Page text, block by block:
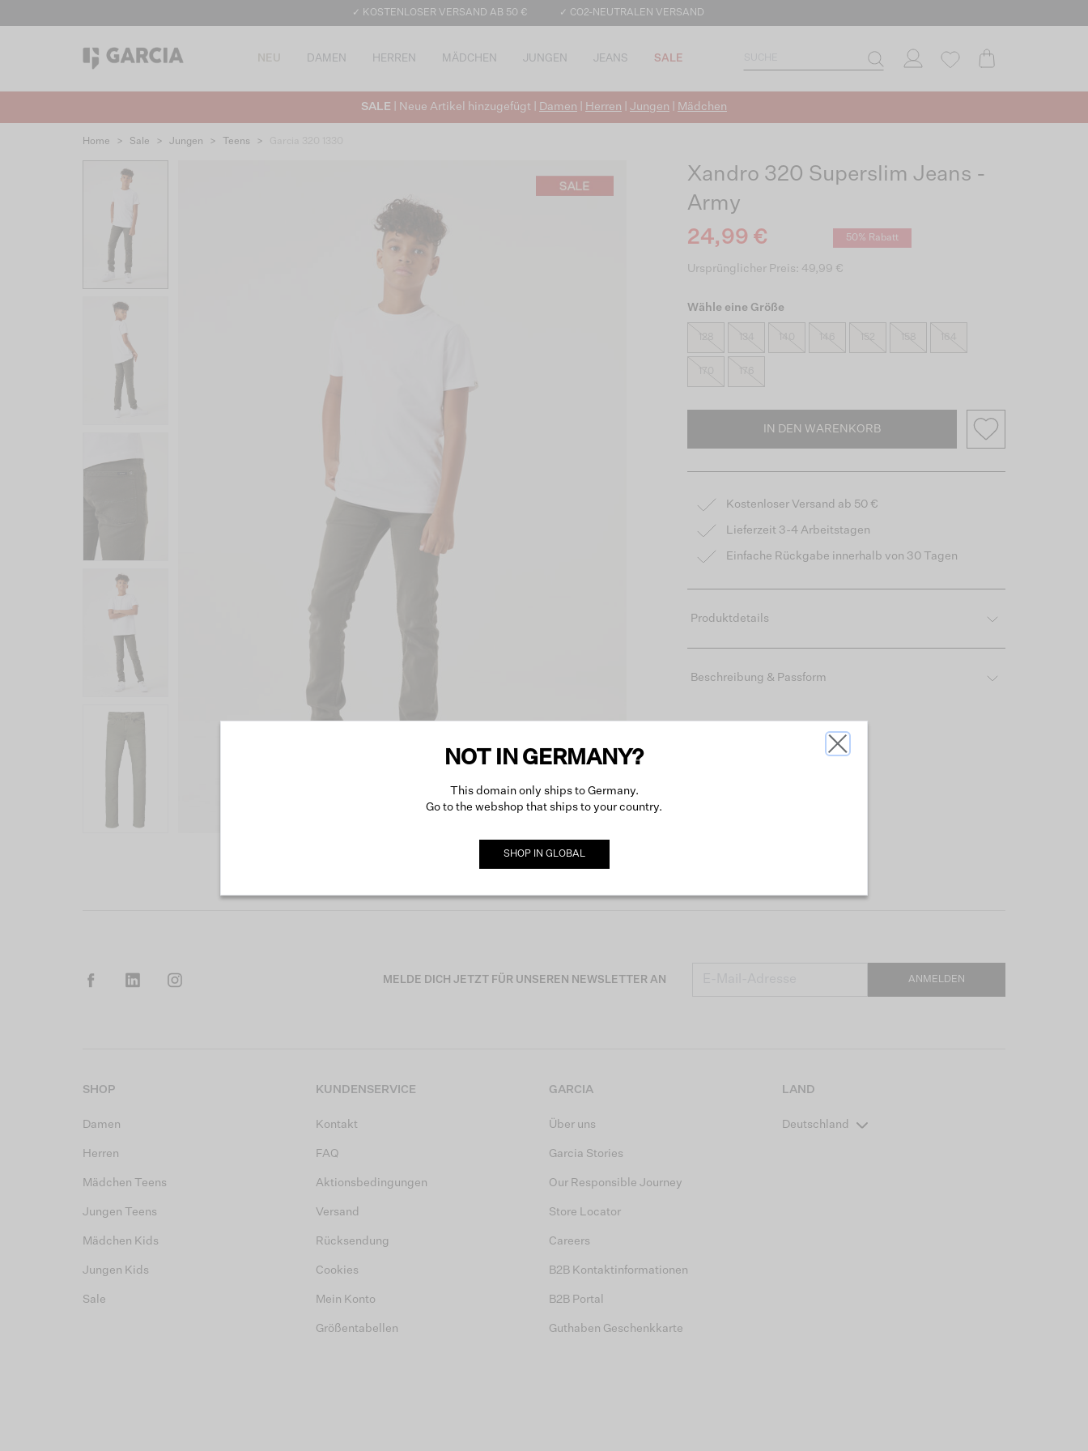
✓ KOSTENLOSER VERSAND AB 50 € ✓ CO2-NEUTRALEN VERSAND
NEU DAMEN HERREN MÄDCHEN JUNGEN JEANS SALE
SALE | Neue Artikel hinzugefügt | Damen Herren Jungen Mädchen
Home > Sale > Jungen > Teens >
Xandro 320 Superslim Jeans -
Army
24,99 €
50% Rabatt
Ursprünglicher Preis: 49,99 €
Wähle eine Größe
140 146 164
IN DEN WARENKORB
Kostenloser Versand ab 50 €
Lieferzeit 3-4 Arbeitstagen
Einfache Rückgabe innerhalb von 30 Tagen
Produktdetails
Beschreibung & Passform
MELDE DICH JETZT FÜR UNSEREN NEWSLETTER AN ANMELDEN
SHOP
Damen
Herren
Mädchen Teens
Jungen Teens
Mädchen Kids
Jungen Kids
Sale
KUNDENSERVICE
Kontakt
FAQ
Aktionsbedingungen
Versand
Rücksendung
Cookies
Mein Konto
Größentabellen
GARCIA
Über uns
Garcia Stories
Our Responsible Journey
Store Locator
Careers
B2B Kontaktinformationen
B2B Portal
Guthaben Geschenkkarte
LAND
Deutschland
NOT IN GERMANY?
This domain only ships to Germany.
Go to the webshop that ships to your country.
SHOP IN GLOBAL